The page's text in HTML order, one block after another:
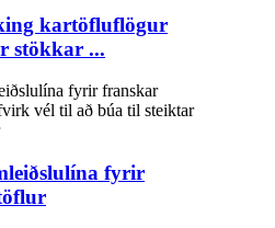
kartöfluflögur
stökkar ...
fyrir